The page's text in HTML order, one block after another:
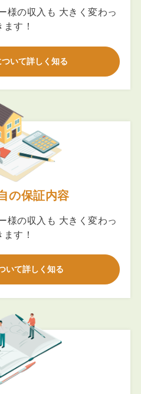
様の収入も 大きく変わっ
ます！
いて詳しく知る
の保証内容
様の収入も 大きく変わっ
ます！
いて詳しく知る